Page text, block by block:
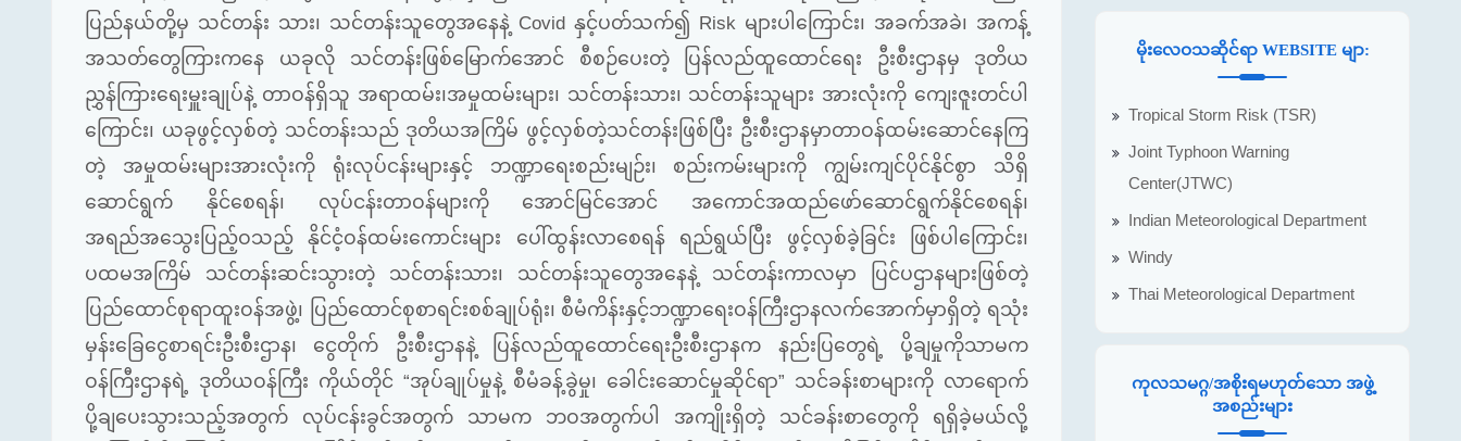
ပြည်နယ်တို့မှ သင်တန်း သား၊ သင်တန်းသူတွေအနေနဲ့ Covid နှင့်ပတ်သက်၍ Risk များပါကြောင်း၊ အခက်အခဲ၊ အကန့်
အသတ်တွေကြားကနေ
ယခုလို သင်တန်းဖြစ်မြောက်အောင် စီစဉ်ပေးတဲ့ ပြန်လည်ထူထောင်ရေး ဦးစီးဌာနမှ
ဒုတိယ
ညွှန်ကြားရေးမှူးချုပ်နဲ့ တာဝန်ရှိသူ အရာထမ်း၊အမှုထမ်းများ၊ သင်တန်းသား၊ သင်တန်းသူများ အားလုံးကို ကျေးဇူးတင်ပါ
ကြောင်း၊ ယခုဖွင့်လှစ်တဲ့ သင်တန်းသည် ဒုတိယအကြိမ် ဖွင့်လှစ်တဲ့သင်တန်းဖြစ်ပြီး ဦးစီးဌာနမှာတာဝန်ထမ်းဆောင်နေကြ
တဲ့
အမှုထမ်းများအားလုံးကို ရုံးလုပ်ငန်းများနှင့် ဘဏ္ဍာရေးစည်းမျဉ်း၊ စည်းကမ်းများကို ကျွမ်းကျင်ပိုင်နိုင်စွာ
သိရှိ
ဆောင်ရွက် နိုင်စေရန်၊
လုပ်ငန်းတာဝန်များကို အောင်မြင်အောင်
အကောင်အထည်ဖော်ဆောင်ရွက်နိုင်စေရန်၊
အရည်အသွေးပြည့်ဝသည့်
နိုင်ငံ့ဝန်ထမ်းကောင်းများ ပေါ်ထွန်းလာစေရန် ရည်ရွယ်ပြီး
ဖွင့်လှစ်ခဲ့ခြင်း ဖြစ်ပါကြောင်း၊
ပထမအကြိမ်
သင်တန်းဆင်းသွားတဲ့ သင်တန်းသား၊ သင်တန်းသူတွေအနေနဲ့ သင်တန်းကာလမှာ
ပြင်ပဌာနများဖြစ်တဲ့
ပြည်ထောင်စုရာထူးဝန်အဖွဲ့၊
ပြည်ထောင်စုစာရင်းစစ်ချုပ်ရုံး၊ စီမံကိန်းနှင့်ဘဏ္ဍာရေးဝန်ကြီးဌာနလက်အောက်မှာရှိတဲ့ ရသုံး
မှန်းခြေငွေစာရင်းဦးစီးဌာန၊
ငွေတိုက် ဦးစီးဌာနနဲ့ ပြန်လည်ထူထောင်ရေးဦးစီးဌာနက နည်းပြတွေရဲ့
ပို့ချမှုကိုသာမက
ဝန်ကြီးဌာနရဲ့
ဒုတိယဝန်ကြီး ကိုယ်တိုင် “အုပ်ချုပ်မှုနဲ့ စီမံခန့်ခွဲမှု၊ ခေါင်းဆောင်မှုဆိုင်ရာ” သင်ခန်းစာများကို လာရောက်
ပို့ချပေးသွားသည့်အတွက် လုပ်ငန်းခွင်အတွက်
သာမက ဘဝအတွက်ပါ အကျိုးရှိတဲ့ သင်ခန်းစာတွေကို
ရရှိခဲ့မယ်လို့
မိုးလေဝသဆိုင်ရာ WEBSITE မျာ:
Tropical Storm Risk (TSR)
Joint Typhoon Warning
Center(JTWC)
Indian Meteorological Department
Windy
Thai Meteorological Department
ကုလသမဂ္ဂ/အစိုးရမဟုတ်သော အဖွဲ့
အစည်းများ